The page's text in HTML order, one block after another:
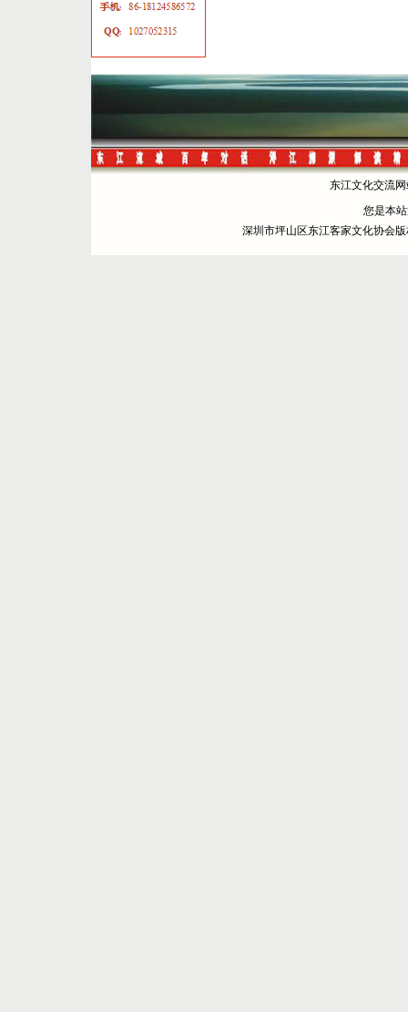
东江文化交流
您是本
深圳市坪山区东江客家文化协